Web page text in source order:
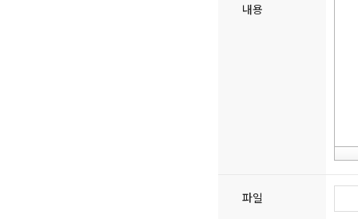
내용
파일